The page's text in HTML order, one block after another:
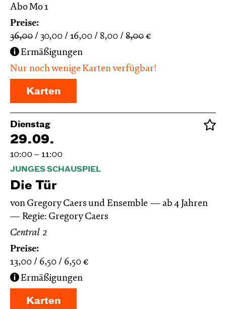
Abo Mo 1
Preise:
36,00
30,00 16,00 8,00 8,00 €
Ermäßigungen
Nur noch wenige Karten verfügbar!
Karten
Dienstag
29.09.
10:00 – 11:00
JUNGES SCHAUSPIEL
Die Tür
von Gregory Caers und Ensemble
ab 4 Jahren
Regie: Gregory Caers
Central 2
Preise:
13,00
6,50 6,50 €
Ermäßigungen
Karten